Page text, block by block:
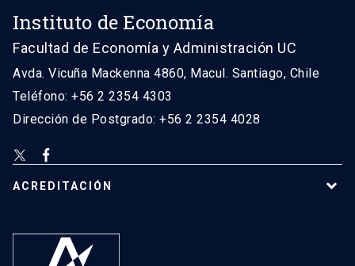
Instituto de Economía
Facultad de Economía y Administración UC
Avda. Vicuña Mackenna 4860, Macul. Santiago, Chile
Teléfono: +56 2 2354 4303
Dirección de Postgrado: +56 2 2354 4028
ACREDITACIÓN